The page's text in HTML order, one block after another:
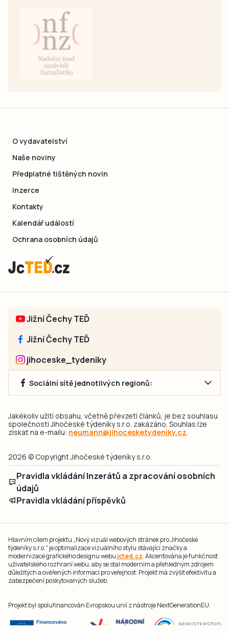
O vydavatelství
Naše noviny
Předplatné tištěných novin
Inzerce
Kontakty
Kalendář událostí
Ochrana osobních údajů
Jižní Čechy TEĎ
Jižní Čechy TEĎ
jihoceske_tydeniky
Sociální sítě jednotlivých regionů:
Jakékoliv užití obsahu, včetně převzetí článků, je bez souhlasu
společnosti Jihočeské týdeníky s.r.o. zakázáno. Souhlas lze
získat na e-mailu: neumann@jihocesketydeniky.cz.
2026 © Copyright Jihočeské týdeníky s.r.o.
Pravidla vkládání Inzerátů a zpracování osobních
údajů
Pravidla vkládání příspěvků
Hlavním cílem projektu „Nový vizuál webových stránek pro Jihočeské
týdeníky s.r.o." je optimalizace vizuálního stylu stávající značky a
modernizace grafického designu webu jcted.cz. Akcentována je funkčnost
uživatelského rozhraní webu, aby se stal moderním a přehledným zdrojem
důležitých a ověřených informací pro veřejnost. Projekt má zvýšit efektivitu a
zabezpečení poskytovaných služeb.
Projekt byl spolufinancován Evropskou unií z nástroje NextGenerationEU.